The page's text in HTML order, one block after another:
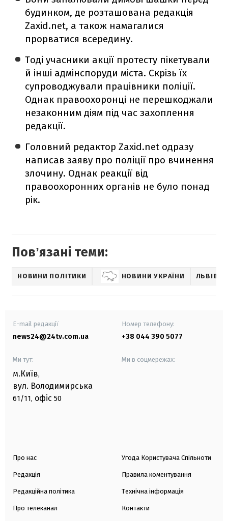
будинком, де розташована редакція
Zaxid.net, а також намагалися
прорватися всередину.
Тоді учасники акції протесту пікетували
й інші адмінспоруди міста. Скрізь їх
супроводжували працівники поліції.
Однак правоохоронці не перешкоджали
незаконним діям під час захоплення
редакції.
Головний редактор Zaxid.net одразу
написав заяву про поліції про вчинення
злочину. Однак реакції від
правоохоронних органів не було понад
рік.
Повʼязані теми:
НОВИНИ ПОЛІТИКИ НОВИНИ УКРАЇНИ ЛЬВІВ
E-mail редакції
news24@24tv.com.ua
Номер телефону:
+38 044 390 5077
Ми тут:
м.Київ,
вул. Володимирська
61/11, офіс 50
Ми в соцмережах:
Про нас
Редакція
Редакційна політика
Про телеканал
Угода Користувача Спільноти
Правила коментування
Технічна інформація
Контакти